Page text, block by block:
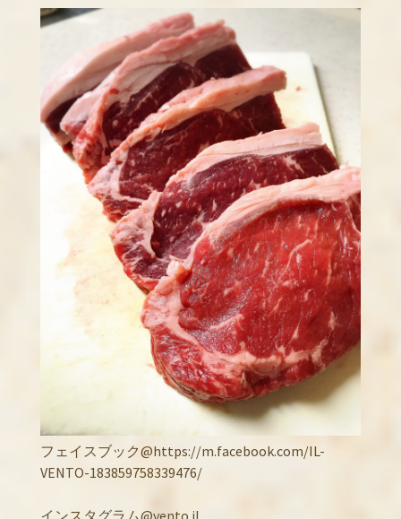
フェイスブック@https://m.facebook.com/IL-
VENTO-183859758339476/
インスタグラム@vento.il